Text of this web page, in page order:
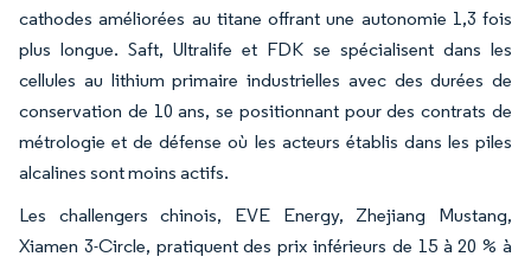
cathodes améliorées au titane offrant une autonomie 1,3 fois
plus longue. Saft, Ultralife et FDK se spécialisent dans les
cellules au lithium primaire industrielles avec des durées de
conservation de 10 ans, se positionnant pour des contrats de
métrologie et de défense où les acteurs établis dans les piles
alcalines sont moins actifs.
Les challengers chinois, EVE Energy, Zhejiang Mustang,
Xiamen 3-Circle, pratiquent des prix inférieurs de 15 à 20 % à